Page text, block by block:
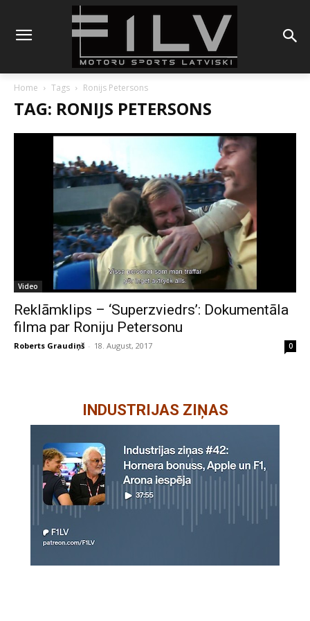
Home Tags Ronijs Petersons
TAG: RONIJS PETERSONS
Video
Reklāmklips – ‘Superzviedrs’: Dokumentāla
filma par Roniju Petersonu
Roberts Graudiņš - 18. August, 2017 0
INDUSTRIJAS ZIŅAS